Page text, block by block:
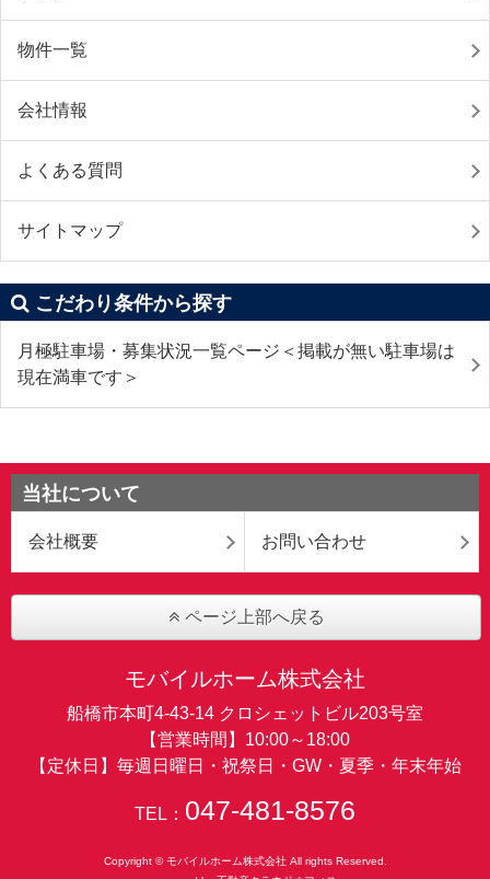
物件一覧
会社情報
よくある質問
サイトマップ
こだわり条件から探す
月極駐車場・募集状況一覧ページ＜掲載が無い駐車場は
現在満車です＞
当社について
会社概要 お問い合わせ
ページ上部へ戻る
モバイルホーム株式会社
船橋市本町4-43-14 クロシェットビル203号室
【営業時間】10:00～18:00
【定休日】毎週日曜日・祝祭日・GW・夏季・年末年始
TEL： 047-481-8576
Copyright © モバイルホーム株式会社 All rights Reserved.